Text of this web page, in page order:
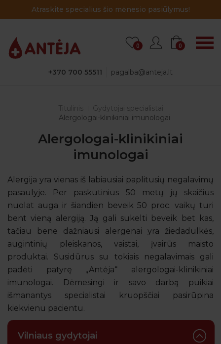
Atraskite specialius šio mėnesio pasiūlymus!
+370 700 55511 pagalba@anteja.lt
0 0
Titulinis
Gydytojai specialistai
Alergologai-klinikiniai imunologai
Alergologai-klinikiniai
imunologai
Alergija yra vienas iš labiausiai paplitusių negalavimų
pasaulyje. Per paskutinius 50 metų jų skaičius
nuolat auga ir šiandien beveik 50 proc. vaikų turi
bent vieną alergiją. Ją gali sukelti beveik bet kas,
tačiau bene dažniausi alergenai yra žiedadulkės,
augintinių pleiskanos, vaistai, įvairūs maisto
produktai. Susidūrus su tokiais negalavimais gali
padėti patyrę „Antėja“ alergologai-klinikiniai
imunologai. Dėmesingi ir savo darbą puikiai
išmanantys specialistai kruopščiai pasirūpina
kiekvienu pacientu.
Vilniaus gydytojai